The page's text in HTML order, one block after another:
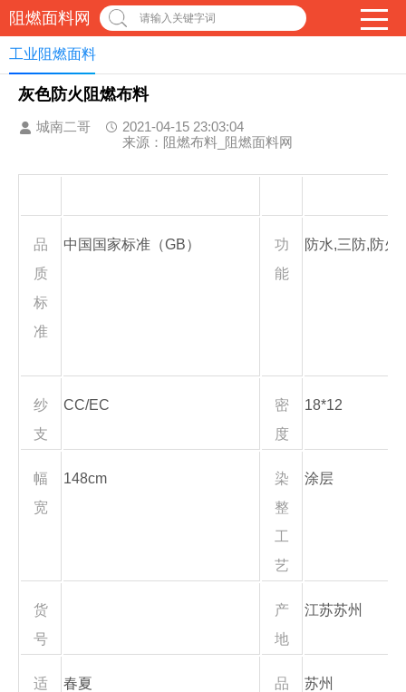
阻燃面料网 请输入关键字词
工业阻燃面料
灰色防火阻燃布料
城南二哥
2021-04-15 23:03:04
来源：阻燃布料_阻燃面料网
品
质
标
准
中国国家标准（GB）
功
能
防水,三防,防火,
纱
支
CC/EC
密
度
18*12
幅
宽
148cm
染
整
工
艺
涂层
货
号
产
地
江苏苏州
适
春夏
品
苏州